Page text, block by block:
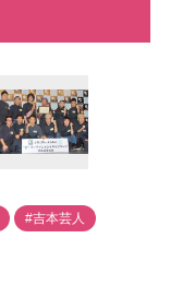
#吉本芸人